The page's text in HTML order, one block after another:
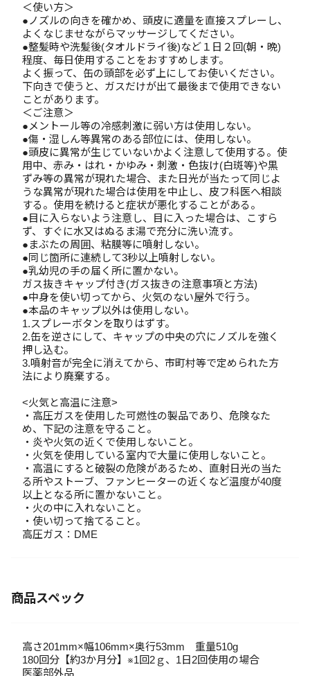
＜使い方＞
●ノズルの向きを確かめ、頭皮に適量を直接スプレーし、
よくなじませながらマッサージしてください。
●整髪時や洗髪後(タオルドライ後)など１日２回(朝・晩)
程度、毎日使用することをおすすめします。
よく振って、缶の頭部を必ず上にしてお使いください。
下向きで使うと、ガスだけが出て最後まで使用できない
ことがあります。
＜ご注意＞
●メントール等の冷感刺激に弱い方は使用しない。
●傷・湿しん等異常のある部位には、使用しない。
●頭皮に異常が生じていないかよく注意して使用する。使
用中、赤み・はれ・かゆみ・刺激・色抜け(白斑等)や黒
ずみ等の異常が現れた場合、また日光が当たって同じよ
うな異常が現れた場合は使用を中止し、皮フ科医へ相談
する。使用を続けると症状が悪化することがある。
●目に入らないよう注意し、目に入った場合は、こすら
ず、すぐに水又はぬるま湯で充分に洗い流す。
●まぶたの周囲、粘膜等に噴射しない。
●同じ箇所に連続して3秒以上噴射しない。
●乳幼児の手の届く所に置かない。
ガス抜きキャップ付き(ガス抜きの注意事項と方法)
●中身を使い切ってから、火気のない屋外で行う。
●本品のキャップ以外は使用しない。
1.スプレーボタンを取りはずす。
2.缶を逆さにして、キャップの中央の穴にノズルを強く
押し込む。
3.噴射音が完全に消えてから、市町村等で定められた方
法により廃棄する。
<火気と高温に注意>
・高圧ガスを使用した可燃性の製品であり、危険なた
め、下記の注意を守ること。
・炎や火気の近くで使用しないこと。
・火気を使用している室内で大量に使用しないこと。
・高温にすると破裂の危険があるため、直射日光の当た
る所やストーブ、ファンヒーターの近くなど温度が40度
以上となる所に置かないこと。
・火の中に入れないこと。
・使い切って捨てること。
高圧ガス：DME
商品スペック
高さ201mm×幅106mm×奥行53mm 重量510g
180回分【約3か月分】※1回2ｇ、1日2回使用の場合
医薬部外品